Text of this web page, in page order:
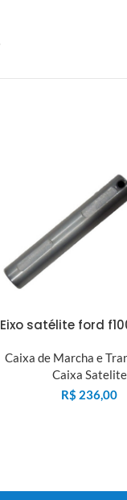
Eixo satélite ford
Caixa de Marcha e
Caixa Satelite
R$ 236,00